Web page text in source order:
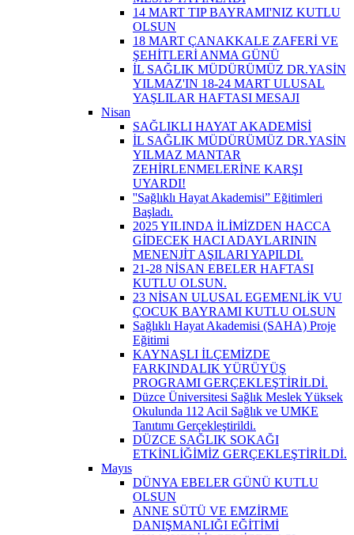
14 MART TIP BAYRAMI'NIZ KUTLU
OLSUN
18 MART ÇANAKKALE ZAFERİ VE
ŞEHİTLERİ ANMA GÜNÜ
İL SAĞLIK MÜDÜRÜMÜZ DR.YASİN
YILMAZ'IN 18-24 MART ULUSAL
YAŞLILAR HAFTASI MESAJI
Nisan
SAĞLIKLI HAYAT AKADEMİSİ
İL SAĞLIK MÜDÜRÜMÜZ DR.YASİN
YILMAZ MANTAR
ZEHİRLENMELERİNE KARŞI
UYARDI!
''Sağlıklı Hayat Akademisi” Eğitimleri
Başladı.
2025 YILINDA İLİMİZDEN HACCA
GİDECEK HACI ADAYLARININ
MENENJİT AŞILARI YAPILDI.
21-28 NİSAN EBELER HAFTASI
KUTLU OLSUN.
23 NİSAN ULUSAL EGEMENLİK VU
ÇOCUK BAYRAMI KUTLU OLSUN
Sağlıklı Hayat Akademisi (SAHA) Proje
Eğitimi
KAYNAŞLI İLÇEMİZDE
FARKINDALIK YÜRÜYÜŞ
PROGRAMI GERÇEKLEŞTİRİLDİ.
Düzce Üniversitesi Sağlık Meslek Yüksek
Okulunda 112 Acil Sağlık ve UMKE
Tanıtımı Gerçekleştirildi.
DÜZCE SAĞLIK SOKAĞI
ETKİNLİĞİMİZ GERÇEKLEŞTİRİLDİ.
Mayıs
DÜNYA EBELER GÜNÜ KUTLU
OLSUN
ANNE SÜTÜ VE EMZİRME
DANIŞMANLIĞI EĞİTİMİ